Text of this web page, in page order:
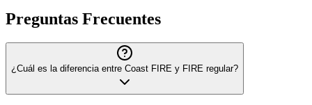
Preguntas Frecuentes
¿Cuál es la diferencia entre Coast FIRE y FIRE regular?